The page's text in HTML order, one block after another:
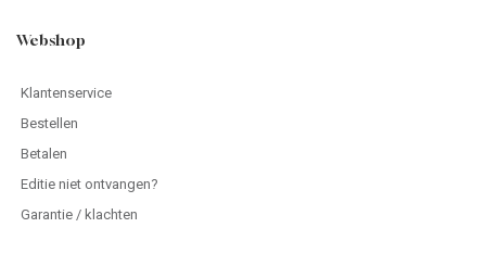
Webshop
Klantenservice
Bestellen
Betalen
Editie niet ontvangen?
Garantie / klachten